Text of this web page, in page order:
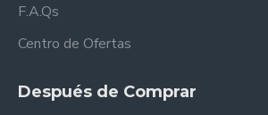
F.A.Qs
Centro de Ofertas
Después de Comprar